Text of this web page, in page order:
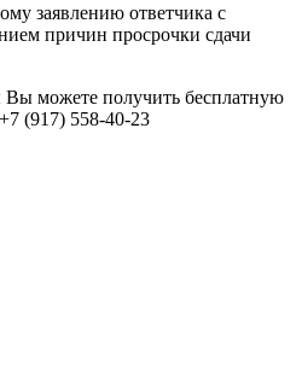
заявлению ответчика с
причин просрочки сдачи
можете получить бесплатную
(917) 558-40-23